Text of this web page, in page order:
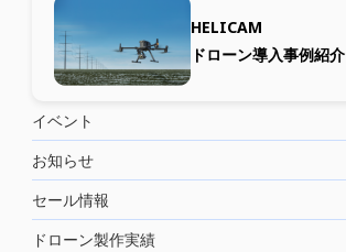
HELICAM
ドローン導入事例紹介
イベント
お知らせ
セール情報
ドローン製作実績